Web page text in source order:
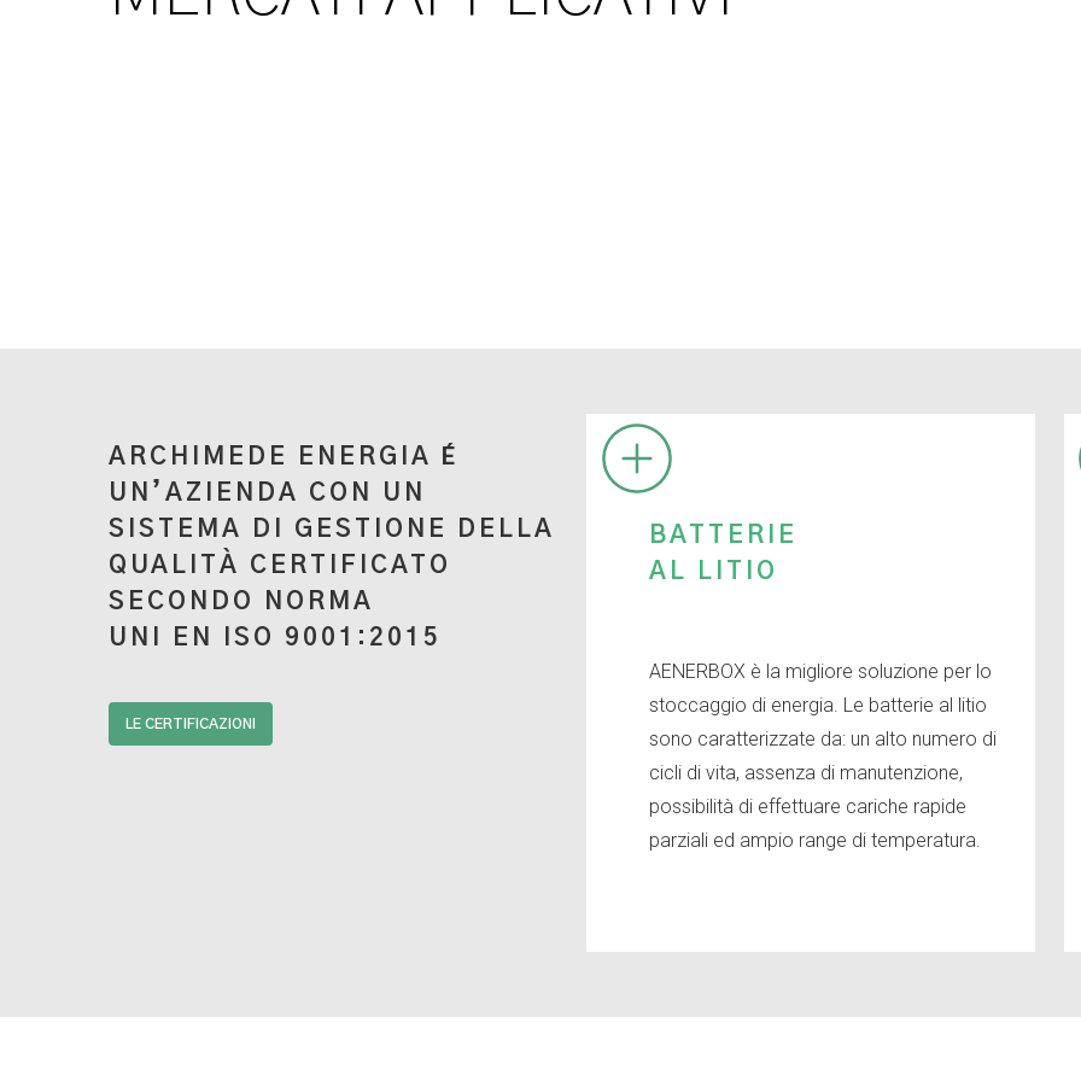
ARCHIMEDE ENERGIA É
UN’AZIENDA CON UN
SISTEMA DI GESTIONE DELLA
QUALITÀ CERTIFICATO
SECONDO NORMA
UNI EN ISO 9001:2015
LE CERTIFICAZIONI
BATTERIE
AL LITIO
AENERBOX è la migliore soluzione per lo
stoccaggio di energia. Le batterie al litio
sono caratterizzate da: un alto numero di
cicli di vita, assenza di manutenzione,
possibilità di effettuare cariche rapide
parziali ed ampio range di temperatura.